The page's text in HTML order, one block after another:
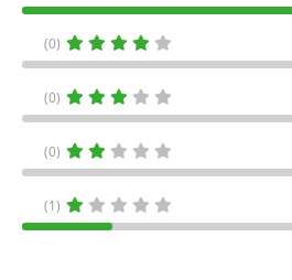
(0)
(0)
(0)
(1)